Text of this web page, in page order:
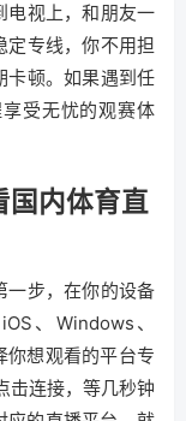
电视上，和朋友一
定专线，你不用担
卡顿。如果遇到任
受无忧的观赛体
国内体育直
一步，在你的设备
、Windows、
你想观看的平台专
击连接，等几秒钟